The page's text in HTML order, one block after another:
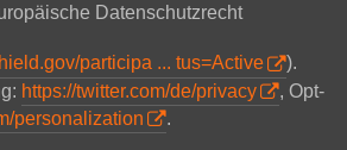
Datenschutzrecht
participa ... tus=Active
).
https://twitter.com/de/privacy
, Opt-
personalization .